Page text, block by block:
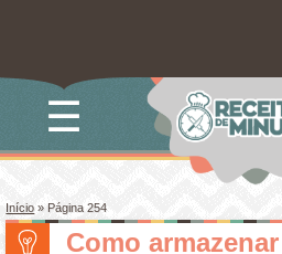
☰
Início» Página 254
Como